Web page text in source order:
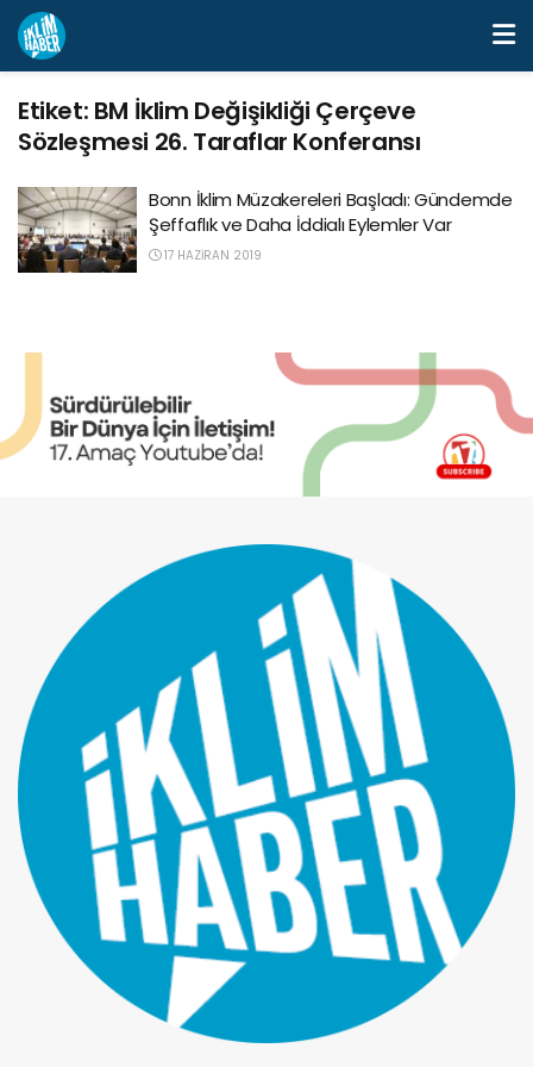
Etiket: BM İklim Değişikliği Çerçeve
Sözleşmesi 26. Taraflar Konferansı
Bonn İklim Müzakereleri Başladı: Gündemde
Şeffaflık ve Daha İddialı Eylemler Var
17 HAZIRAN 2019